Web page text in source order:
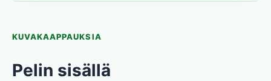
KUVAKAAPPAUKSIA
Pelin sisällä